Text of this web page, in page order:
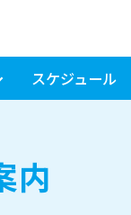
スケジュール
内